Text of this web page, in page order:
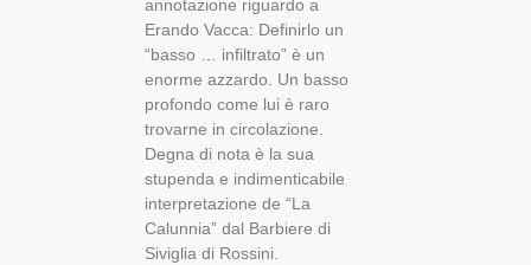
annotazione riguardo a
Erando Vacca: Definirlo un
“basso … infiltrato” è un
enorme azzardo. Un basso
profondo come lui è raro
trovarne in circolazione.
Degna di nota è la sua
stupenda e indimenticabile
interpretazione de “La
Calunnia” dal Barbiere di
Siviglia di Rossini.